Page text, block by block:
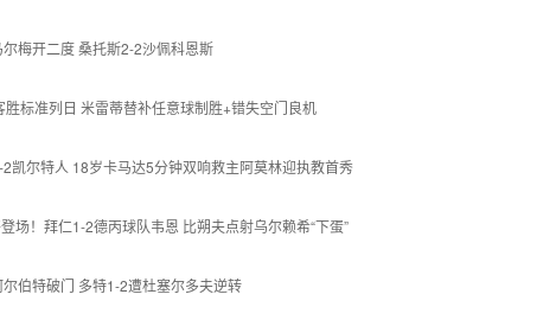
梅开二度 桑托斯2-2沙佩科恩斯
标准列日 米雷蒂替补任意球制胜+错失空门良机
凯尔特人 18岁卡马达5分钟双响救主阿莫林迎执教首秀
场！拜仁1-2德丙球队韦恩 比朔夫点射乌尔赖希“下蛋”
伯特破门 多特1-2遭杜塞尔多夫逆转